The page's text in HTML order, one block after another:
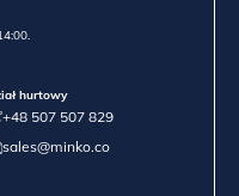
hurtowy
+48 507 507 829
sales@minko.co